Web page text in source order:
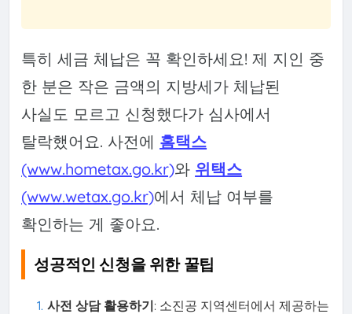
특히 세금 체납은 꼭 확인하세요! 제 지인 중
한 분은 작은 금액의 지방세가 체납된
사실도 모르고 신청했다가 심사에서
탈락했어요. 사전에 홈택스
(www.hometax.go.kr)와 위택스
(www.wetax.go.kr)에서 체납 여부를
확인하는 게 좋아요.
성공적인 신청을 위한 꿀팁
사전 상담 활용하기: 소진공 지역센터에서 제공하는